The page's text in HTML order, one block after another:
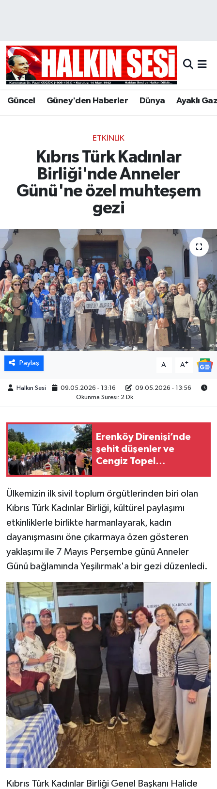
Güncel Güney'den Haberler Dünya Ayaklı
ETKINLIK
Kıbrıs Türk Kadınlar
Birliği'nde Anneler
Günü'ne özel muhteşem
gezi
Paylaş A- A+
Halkın Sesi 09.05.2026 - 13:16
09.05.2026 - 13:56
Okunma Süresi: 2 Dk
Erenköy Direnişi’nde
şehit düşenler ve
Cengiz Topel
Ülkemizin ilk sivil toplum örgütlerinden biri olan
Kıbrıs Türk Kadınlar Birliği, kültürel paylaşımı
etkinliklerle birlikte harmanlayarak, kadın
dayanışmasını öne çıkarmaya özen gösteren
yaklaşımı ile 7 Mayıs Perşembe günü Anneler
Günü bağlamında Yeşilırmak'a bir gezi düzenledi.
Kıbrıs Türk Kadınlar Birliği Genel Başkanı Halide
Hava Durumu
Trafik Durumu
Son Dakika Haberleri
Haber Arşivi